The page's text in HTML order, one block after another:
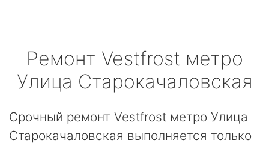
Ремонт Vestfrost метро
Улица Старокачаловская
Срочный ремонт Vestfrost метро Улица
Старокачаловская выполняется только